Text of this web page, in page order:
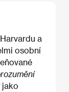
a
osobní
jako